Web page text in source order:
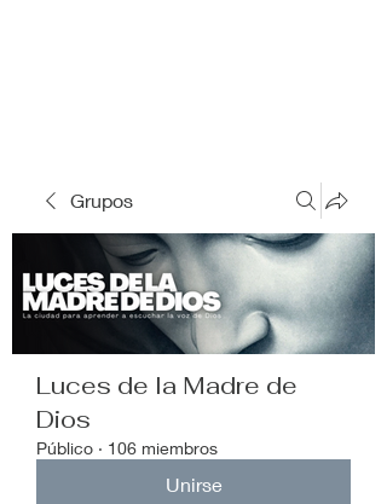
Grupos
Luces de la Madre de
Dios
Público · 106 miembros
Unirse